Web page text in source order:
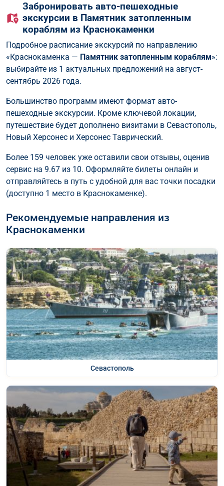
Забронировать авто-пешеходные
экскурсии в Памятник затопленным
кораблям из Краснокаменки
Подробное расписание экскурсий по направлению
«Краснокаменка — Памятник затопленным кораблям»:
выбирайте из 1 актуальных предложений на август-
сентябрь 2026 года.
Большинство программ имеют формат авто-
пешеходные экскурсии. Кроме ключевой локации,
путешествие будет дополнено визитами в Севастополь,
Новый Херсонес и Херсонес Таврический.
Более 159 человек уже оставили свои отзывы, оценив
сервис на 9.67 из 10. Оформляйте билеты онлайн и
отправляйтесь в путь с удобной для вас точки посадки
(доступно 1 место в Краснокаменке).
Рекомендуемые направления из
Краснокаменки
Севастополь